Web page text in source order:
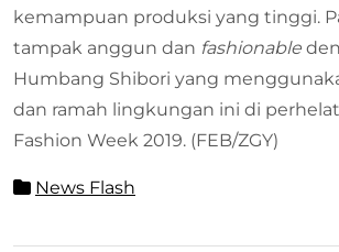
kemampuan produksi yang tinggi.
tampak anggun dan fashionable
Humbang Shibori yang
dan ramah lingkungan ini di
Fashion Week 2019. (FEB/ZGY)
News Flash